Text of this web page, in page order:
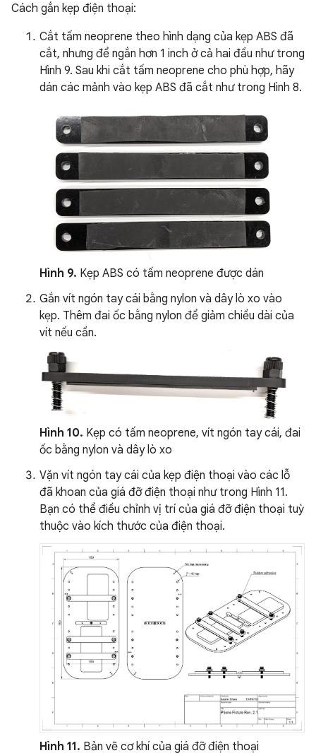
Cách gắn kẹp điện thoại:
Cắt tấm neoprene theo hình dạng của kẹp ABS đã
cắt, nhưng để ngắn hơn 1 inch ở cả hai đầu như trong
Hình 9. Sau khi cắt tấm neoprene cho phù hợp, hãy
dán các mảnh vào kẹp ABS đã cắt như trong Hình 8.
Hình 9. Kẹp ABS có tấm neoprene được dán
Gắn vít ngón tay cái bằng nylon và dây lò xo vào
kẹp. Thêm đai ốc bằng nylon để giảm chiều dài của
vít nếu cần.
Hình 10. Kẹp có tấm neoprene, vít ngón tay cái, đai
ốc bằng nylon và dây lò xo
Vặn vít ngón tay cái của kẹp điện thoại vào các lỗ
đã khoan của giá đỡ điện thoại như trong Hình 11.
Bạn có thể điều chỉnh vị trí của giá đỡ điện thoại tuỳ
thuộc vào kích thước của điện thoại.
Hình 11. Bản vẽ cơ khí của giá đỡ điện thoại